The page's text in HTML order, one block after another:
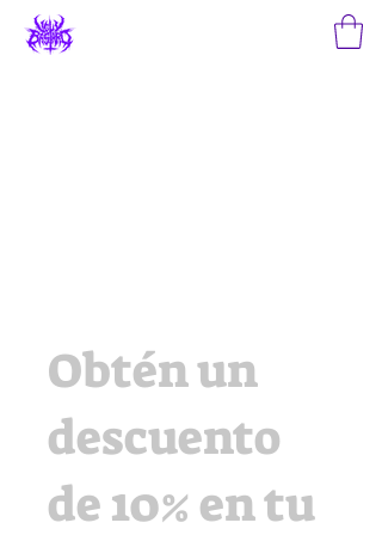
Obtén un
descuento
de 10% en tu